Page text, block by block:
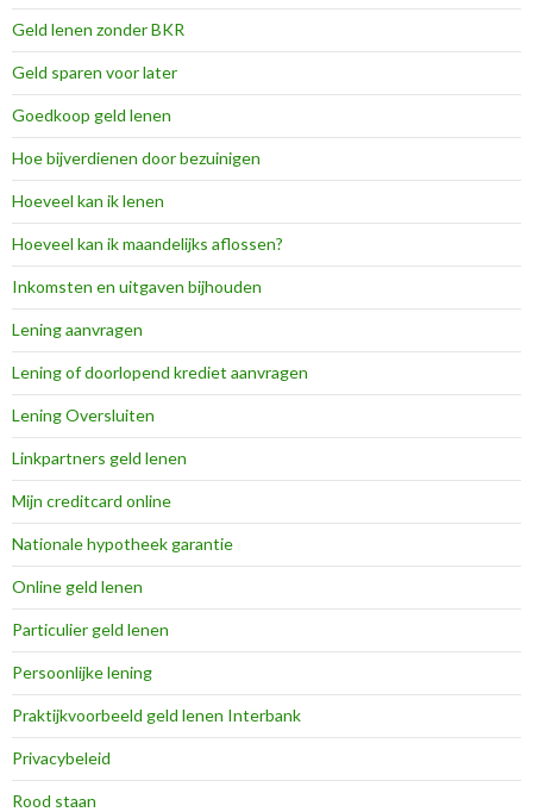
Geld lenen zonder BKR
Geld sparen voor later
Goedkoop geld lenen
Hoe bijverdienen door bezuinigen
Hoeveel kan ik lenen
Hoeveel kan ik maandelijks aflossen?
Inkomsten en uitgaven bijhouden
Lening aanvragen
Lening of doorlopend krediet aanvragen
Lening Oversluiten
Linkpartners geld lenen
Mijn creditcard online
Nationale hypotheek garantie
Online geld lenen
Particulier geld lenen
Persoonlijke lening
Praktijkvoorbeeld geld lenen Interbank
Privacybeleid
Rood staan